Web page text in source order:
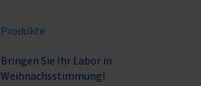
Produkte
Bringen Sie Ihr Labor in
Weihnachsstimmung!